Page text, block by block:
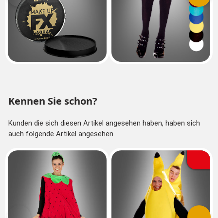
Kennen Sie schon?
Kunden die sich diesen Artikel angesehen haben, haben sich
auch folgende Artikel angesehen.